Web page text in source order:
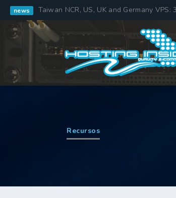
news Taiwan NCR, US, UK and Germany VPS:
Recursos